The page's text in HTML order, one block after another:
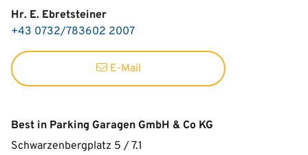
Hr. E. Ebretsteiner
+43 0732/783602 2007
E-Mail
Best in Parking Garagen GmbH & Co KG
Schwarzenbergplatz 5 / 7.1